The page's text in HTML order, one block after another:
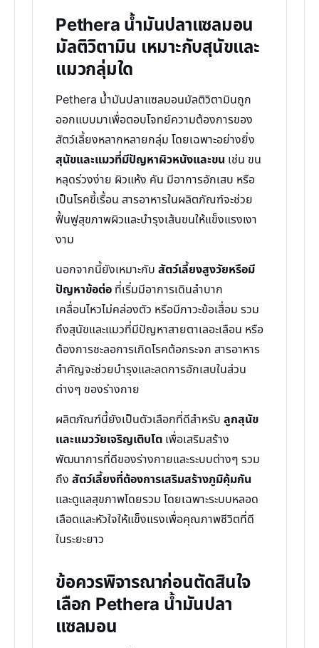
Pethera น้ำมันปลาแซลมอน
มัลติวิตามิน เหมาะกับสุนัขและ
แมวกลุ่มใด
Pethera น้ำมันปลาแซลมอนมัลติวิตามินถูก
ออกแบบมาเพื่อตอบโจทย์ความต้องการของ
สัตว์เลี้ยงหลากหลายกลุ่ม โดยเฉพาะอย่างยิ่ง
สุนัขและแมวที่มีปัญหาผิวหนังและขน เช่น ขน
หลุดร่วงง่าย ผิวแห้ง คัน มีอาการอักเสบ หรือ
เป็นโรคขี้เรื้อน สารอาหารในผลิตภัณฑ์จะช่วย
ฟื้นฟูสุขภาพผิวและบำรุงเส้นขนให้แข็งแรงเงา
งาม
นอกจากนี้ยังเหมาะกับ สัตว์เลี้ยงสูงวัยหรือมี
ปัญหาข้อต่อ ที่เริ่มมีอาการเดินลำบาก
เคลื่อนไหวไม่คล่องตัว หรือมีภาวะข้อเสื่อม รวม
ถึงสุนัขและแมวที่มีปัญหาสายตาเลอะเลือน หรือ
ต้องการชะลอการเกิดโรคต้อกระจก สารอาหาร
สำคัญจะช่วยบำรุงและลดการอักเสบในส่วน
ต่างๆ ของร่างกาย
ผลิตภัณฑ์นี้ยังเป็นตัวเลือกที่ดีสำหรับ ลูกสุนัข
และแมววัยเจริญเติบโต เพื่อเสริมสร้าง
พัฒนาการที่ดีของร่างกายและระบบต่างๆ รวม
ถึง สัตว์เลี้ยงที่ต้องการเสริมสร้างภูมิคุ้มกัน
และดูแลสุขภาพโดยรวม โดยเฉพาะระบบหลอด
เลือดและหัวใจให้แข็งแรงเพื่อคุณภาพชีวิตที่ดี
ในระยะยาว
ข้อควรพิจารณาก่อนตัดสินใจ
เลือก Pethera น้ำมันปลา
แซลมอน